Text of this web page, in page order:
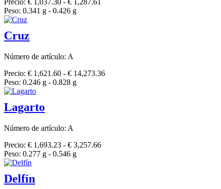
Precio: € 1,037.30 - € 1,287.61
Peso: 0.341 g - 0.426 g
Cruz
Número de artículo: A
Precio: € 1,621.60 - € 14,273.36
Peso: 0.246 g - 0.828 g
Lagarto
Número de artículo: A
Precio: € 1,693.23 - € 3,257.66
Peso: 0.277 g - 0.546 g
Delfín